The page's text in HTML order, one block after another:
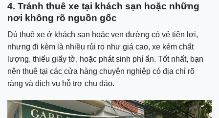
4. Tránh thuê xe tại khách sạn hoặc những
nơi không rõ nguồn gốc
Dù thuê xe ở khách sạn hoặc ven đường có vẻ tiện lợi,
nhưng đi kèm là nhiều rủi ro như giá cao, xe kém chất
lượng, thiếu giấy tờ, hoặc phát sinh phí ẩn. Tốt nhất, bạn
nên thuê tại các cửa hàng chuyên nghiệp có địa chỉ rõ
ràng và dịch vụ hỗ trợ chu đáo.